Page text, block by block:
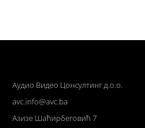
Аудио Видео Цонсултинг д.о.о.
avc.info@avc.ba
Азизе Шаћирбеговић 7